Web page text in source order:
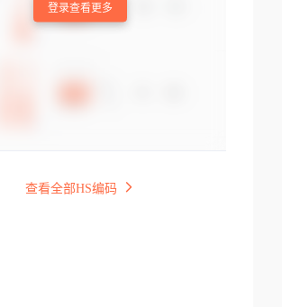
登录查看更多
查看全部HS编码